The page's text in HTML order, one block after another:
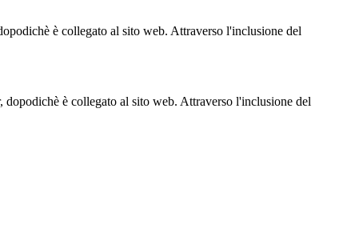
è collegato al sito web. Attraverso l'inclusione del
è collegato al sito web. Attraverso l'inclusione del